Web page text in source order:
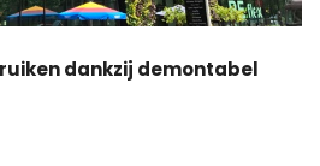
dankzij demontabel